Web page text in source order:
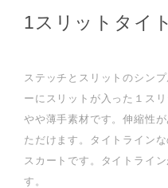
1スリットタイ
ステッチとスリットのシン
ーにスリットが入った１ス
やや薄手素材です。伸縮性
ただけます。タイトライン
スカートです。タイトライ
す。